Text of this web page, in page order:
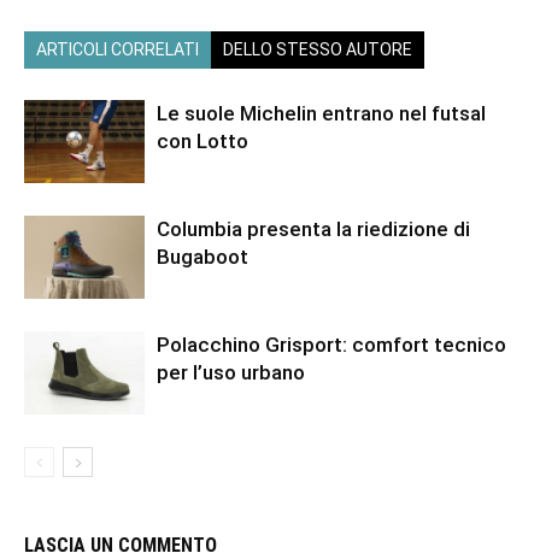
ARTICOLI CORRELATI DELLO STESSO AUTORE
Le suole Michelin entrano nel futsal
con Lotto
Columbia presenta la riedizione di
Bugaboot
Polacchino Grisport: comfort tecnico
per l’uso urbano
LASCIA UN COMMENTO